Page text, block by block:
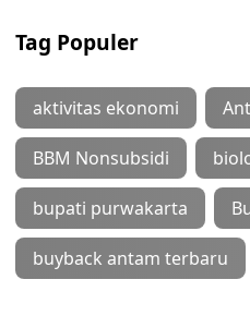
Tag Populer
aktivitas ekonomi
BBM Nonsubsidi
bupati purwakarta
buyback antam terbaru